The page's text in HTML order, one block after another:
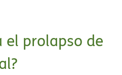
el prolapso de